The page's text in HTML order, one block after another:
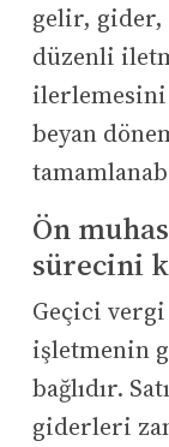
gelir, gider,
düzenli
ilerlemesini
beyan
Ön
sürecini
Geçici
işletmenin
bağlıdır.
giderleri